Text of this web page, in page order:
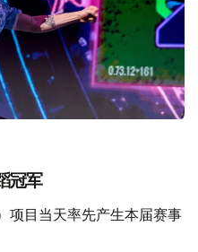
冠军
目当天率先产生本届赛事